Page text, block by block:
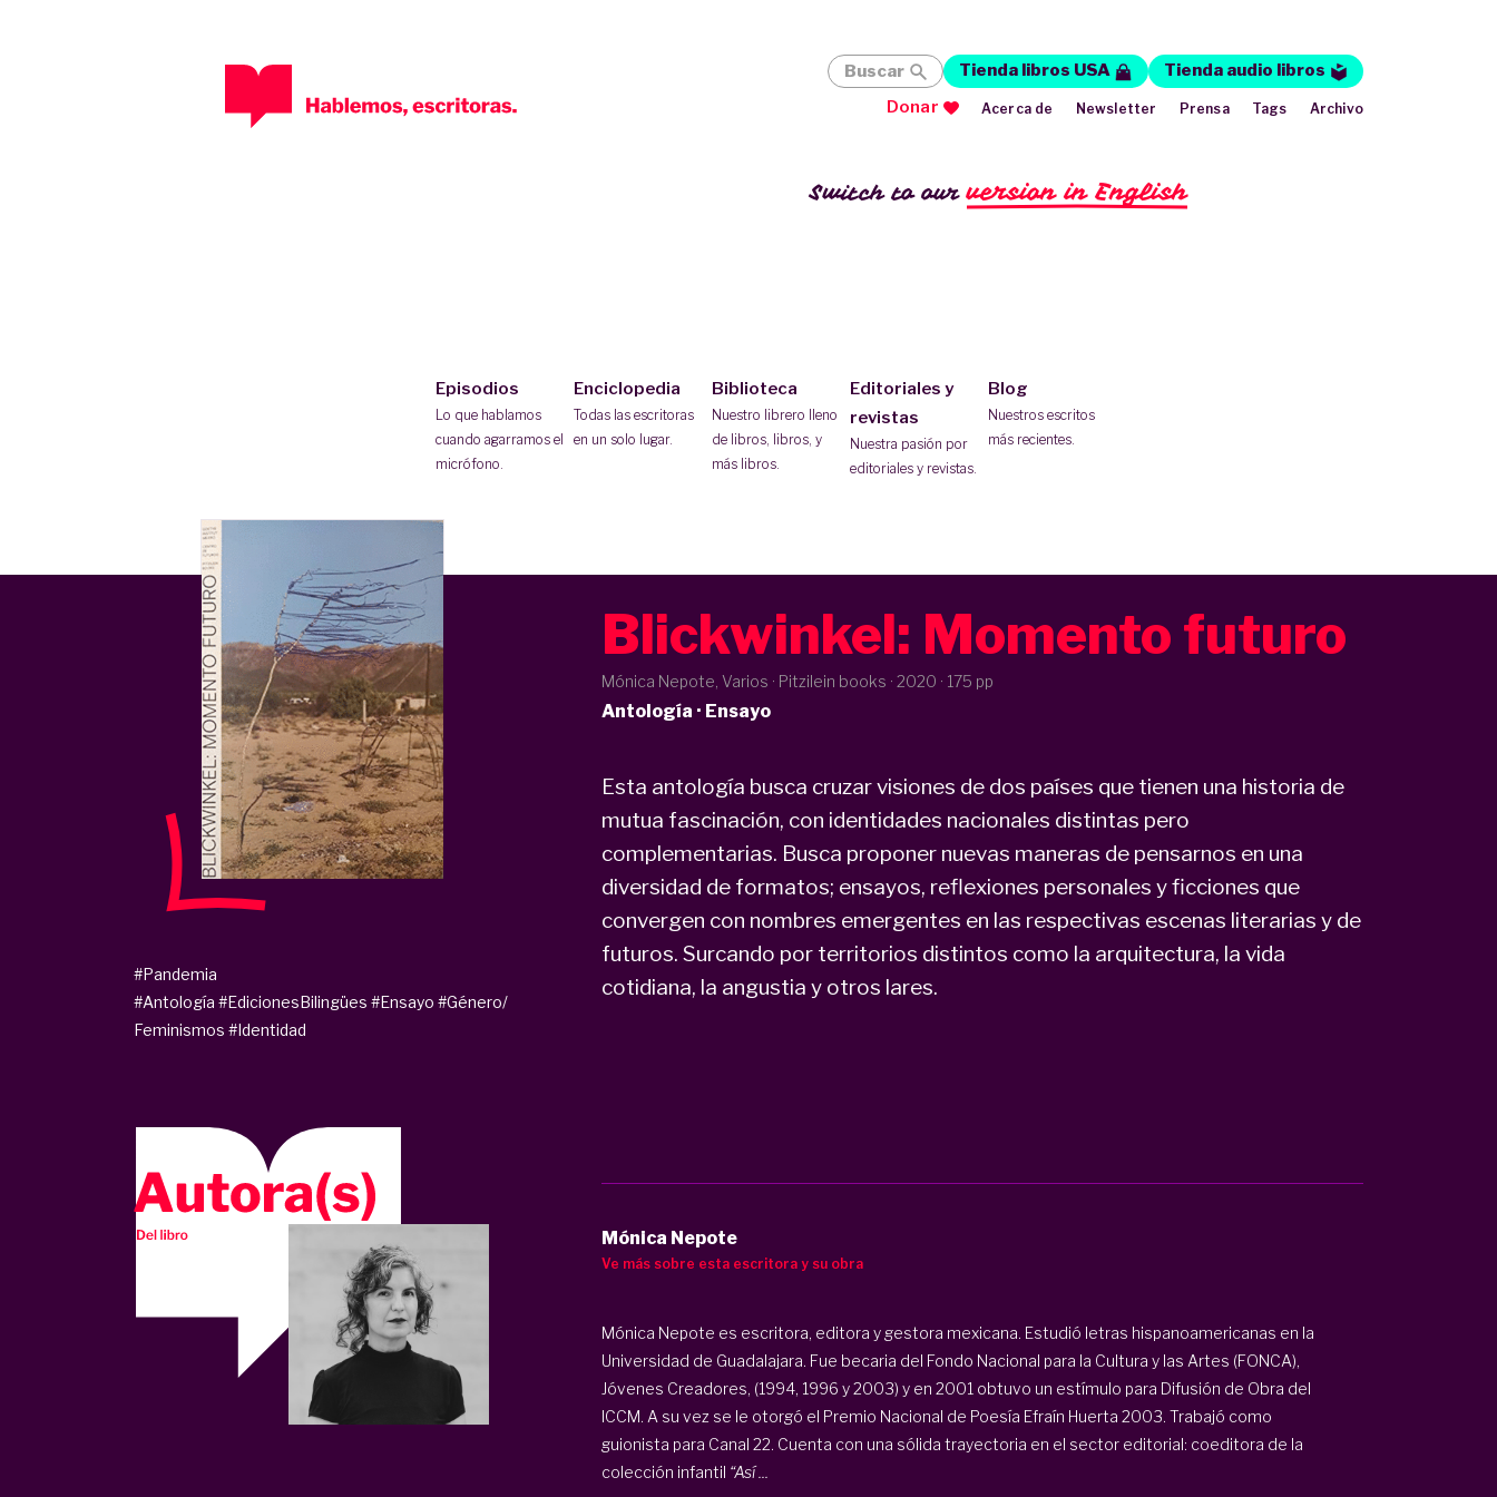
Switch to ourversion in English
Episodios
Lo que hablamos
cuando agarramos el
micrófono.
Enciclopedia
Todas las escritoras
en un solo lugar.
Biblioteca
Nuestro librero lleno
de libros, libros, y
más libros.
Editoriales y
revistas
Nuestra pasión por
editoriales y revistas.
Blog
Nuestros escritos
más recientes.
Buscar Tienda libros USA
Tienda audio libros
Donar
Acerca de Newsletter Prensa Tags Archivo
Blickwinkel: Momento futuro
Mónica Nepote, Varios · Pitzilein books · 2020 · 175 pp
Antología · Ensayo
Esta antología busca cruzar visiones de dos países que tienen una historia de
mutua fascinación, con identidades nacionales distintas pero
complementarias. Busca proponer nuevas maneras de pensarnos en una
diversidad de formatos; ensayos, reflexiones personales y ficciones que
convergen con nombres emergentes en las respectivas escenas literarias y de
futuros. Surcando por territorios distintos como la arquitectura, la vida
cotidiana, la angustia y otros lares.
#Pandemia
#Antología #EdicionesBilingües #Ensayo #Género/
Feminismos #Identidad
Mónica Nepote
Ve más sobre esta escritora y su obra
Mónica Nepote es escritora, editora y gestora mexicana. Estudió letras hispanoamericanas en la
Universidad de Guadalajara. Fue becaria del Fondo Nacional para la Cultura y las Artes (FONCA),
Jóvenes Creadores, (1994, 1996 y 2003) y en 2001 obtuvo un estímulo para Difusión de Obra del
ICCM. A su vez se le otorgó el Premio Nacional de Poesía Efraín Huerta 2003. Trabajó como
guionista para Canal 22. Cuenta con una sólida trayectoria en el sector editorial: coeditora de la
colección infantil “Así ...